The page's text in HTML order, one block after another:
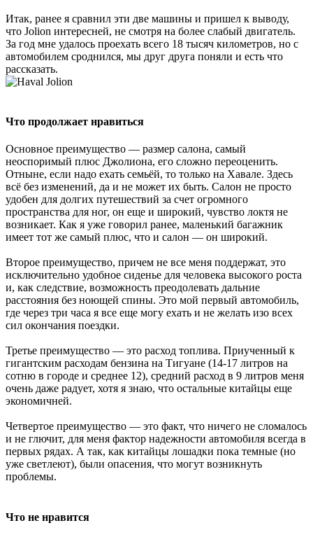
Итак, ранее я сравнил эти две машины и пришел к выводу,
что Jolion интересней, не смотря на более слабый двигатель.
За год мне удалось проехать всего 18 тысяч километров, но с
автомобилем сроднился, мы друг друга поняли и есть что
рассказать.
Что продолжает нравиться
Основное преимущество — размер салона, самый
неоспоримый плюс Джолиона, его сложно переоценить.
Отныне, если надо ехать семьёй, то только на Хавале. Здесь
всё без изменений, да и не может их быть. Салон не просто
удобен для долгих путешествий за счет огромного
пространства для ног, он еще и широкий, чувство локтя не
возникает. Как я уже говорил ранее, маленький багажник
имеет тот же самый плюс, что и салон — он широкий.
Второе преимущество, причем не все меня поддержат, это
исключительно удобное сиденье для человека высокого роста
и, как следствие, возможность преодолевать дальние
расстояния без ноющей спины. Это мой первый автомобиль,
где через три часа я все еще могу ехать и не желать изо всех
сил окончания поездки.
Третье преимущество — это расход топлива. Приученный к
гигантским расходам бензина на Тигуане (14-17 литров на
сотню в городе и среднее 12), средний расход в 9 литров меня
очень даже радует, хотя я знаю, что остальные китайцы еще
экономичней.
Четвертое преимущество — это факт, что ничего не сломалось
и не глючит, для меня фактор надежности автомобиля всегда в
первых рядах. А так, как китайцы лошадки пока темные (но
уже светлеют), были опасения, что могут возникнуть
проблемы.
Что не нравится